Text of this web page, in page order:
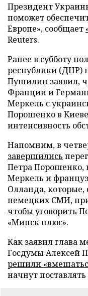
Президент
поможет
Европе», сообщает
Reuters.
Ранее в субботу
республики (ДНР)
Пушилин заявил,
Франции и
Меркель с
Порошенко в Киеве
интенсивность
Напомним, в
завершились
Петра Порошенко,
Меркель и
Олланда, которые,
немецких СМИ,
чтобы уговорить
«Минск плюс».
Как заявил глава
Госдумы Алексей
решили
начнут